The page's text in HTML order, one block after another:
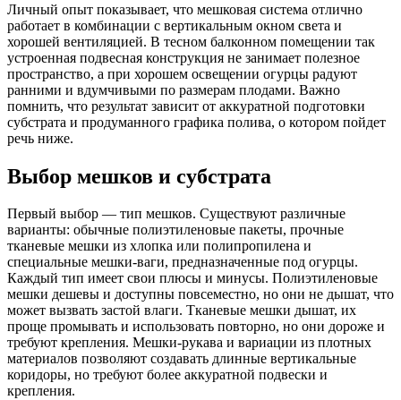
Личный опыт показывает, что мешковая система отлично
работает в комбинации с вертикальным окном света и
хорошей вентиляцией. В тесном балконном помещении так
устроенная подвесная конструкция не занимает полезное
пространство, а при хорошем освещении огурцы радуют
ранними и вдумчивыми по размерам плодами. Важно
помнить, что результат зависит от аккуратной подготовки
субстрата и продуманного графика полива, о котором пойдет
речь ниже.
Выбор мешков и субстрата
Первый выбор — тип мешков. Существуют различные
варианты: обычные полиэтиленовые пакеты, прочные
тканевые мешки из хлопка или полипропилена и
специальные мешки-ваги, предназначенные под огурцы.
Каждый тип имеет свои плюсы и минусы. Полиэтиленовые
мешки дешевы и доступны повсеместно, но они не дышат, что
может вызвать застой влаги. Тканевые мешки дышат, их
проще промывать и использовать повторно, но они дороже и
требуют крепления. Мешки-рукава и вариации из плотных
материалов позволяют создавать длинные вертикальные
коридоры, но требуют более аккуратной подвески и
крепления.